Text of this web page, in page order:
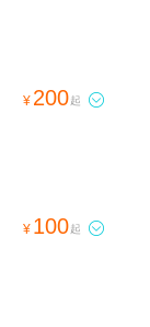
¥ 200起 
¥ 100起 